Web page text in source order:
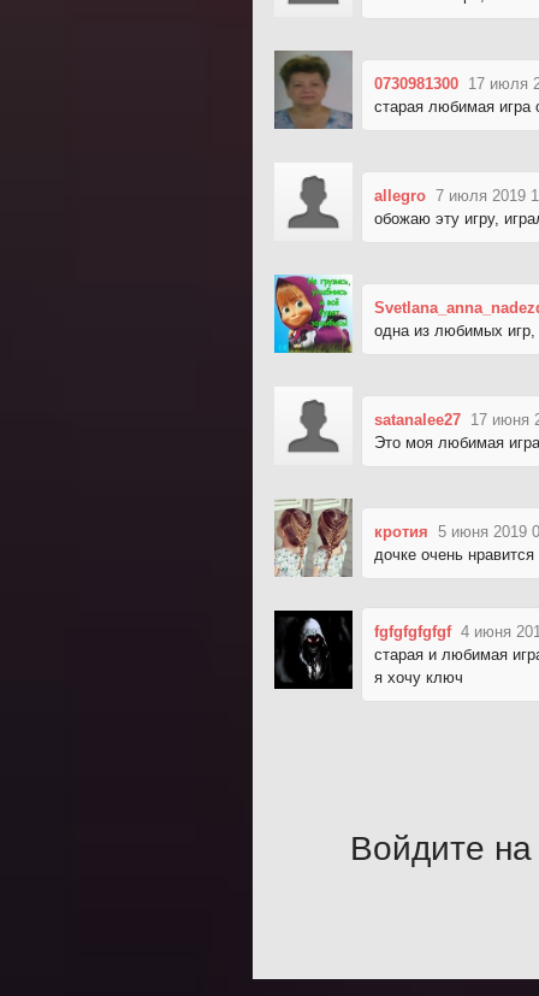
0730981300 17 июля
старая любимая игра
allegro 7 июля 2019
обожаю эту игру,
одна из любимых игр,
satanalee27 17 июня
Это моя любимая
кротия 5 июня 2019
дочке очень
fgfgfgfgfgf 4 июня
старая и любимая
я хочу ключ
Войдите на